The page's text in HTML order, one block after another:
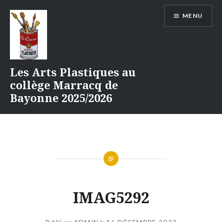
contenu
Les Arts Plastiques au
collège Marracq de
Bayonne 2025/2026
MENU
IMAG5292